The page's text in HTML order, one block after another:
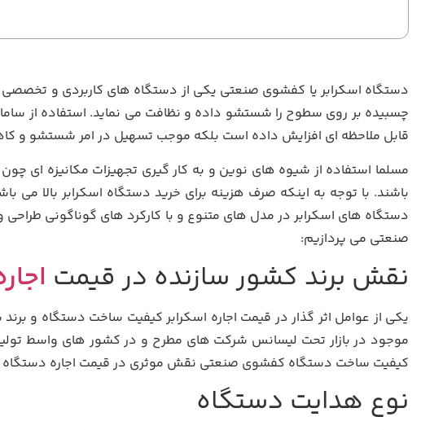
دستگاه اسکرابر یا کفشوی صنعتی یکی از دستگاه های کاربردی و
چسبیده بر روی سطوح را شستشو داده و نظافت می نماید. استفاده از
قابل ملاحظه ای افزایش داده است بلکه موجب تسهیل در امر شستشو و
مسلما استفاده از شیوه های نوین و به کار گیری تجهیزات مکانیزه
باشند. با توجه به اینکه صرف هزینه برای خرید دستگاه اسکرابر بالا می
دستگاه های اسکرابر در مدل های متنوع و با کارکرد های گوناگونی طراحی
صنعتی می پردازیم:
نقش برند کشور سازنده در قیمت
یکی از عوامل اثر گذار در قیمت اجاره اسکرابر کیفیت ساخت دستگاه و
موجود در بازار تحت لیسانس شرکت های مطرح و در کشور های واسط
کیفیت ساخت دستگاه کفشوی صنعتی نقش موثری در قیمت اجاره دستگاه
نوع هدایت دستگاه